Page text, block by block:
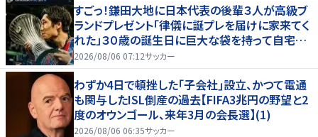
すごっ！鎌田大地に日本代表の後輩３人が高級ブ
ランドプレゼント「律儀に誕プレを届けに家来てく
れた」３０歳の誕生日に巨大な袋を持って自宅訪
問
2026/08/06 07:12サッカー
わずか4日で頓挫した｢子会社｣設立、かつて電通
も関与したISL倒産の過去【FIFA3兆円の野望と2
度のオウンゴール、来年3月の会長選】(1)
2026/08/06 06:35サッカー